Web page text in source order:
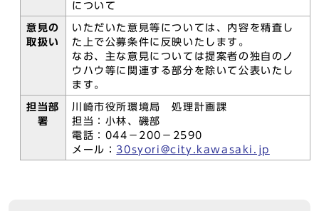
について
意見の
取扱い
いただいた意見等については、内容を精査し
た上で公募条件に反映いたします。
なお、主な意見については提案者の独自のノ
ウハウ等に関連する部分を除いて公表いたし
ます。
担当部
署
川崎市役所環境局 処理計画課
担当：小林、磯部
電話：044－200－2590
メール： 30syori@city.kawasaki.jp